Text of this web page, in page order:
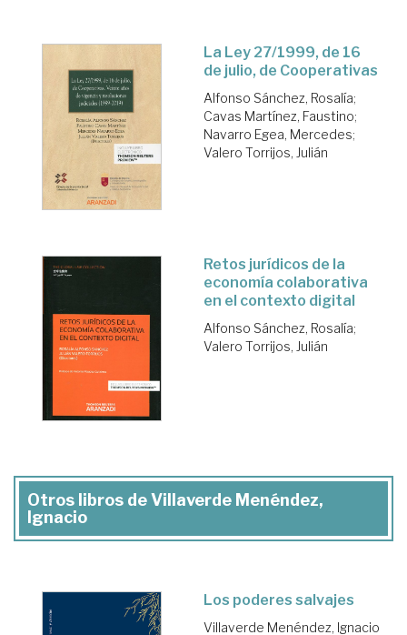
La Ley 27/1999, de 16
de julio, de Cooperativas
Alfonso Sánchez, Rosalía;
Cavas Martínez, Faustino;
Navarro Egea, Mercedes;
Valero Torrijos, Julián
Retos jurídicos de la
economía colaborativa
en el contexto digital
Alfonso Sánchez, Rosalía;
Valero Torrijos, Julián
Otros libros de Villaverde Menéndez,
Ignacio
Los poderes salvajes
Villaverde Menéndez, Ignacio